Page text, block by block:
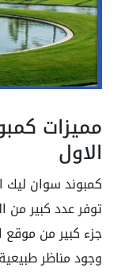
الاول
كمبوند سوان ليك
توفر عدد كبير من
جزء كبير من موقع
وجود مناظر